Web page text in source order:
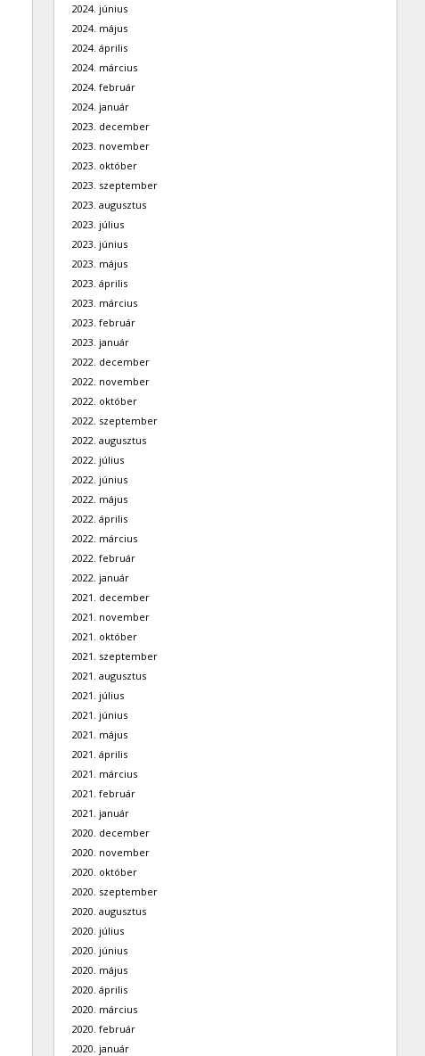
2024. június
2024. május
2024. április
2024. március
2024. február
2024. január
2023. december
2023. november
2023. október
2023. szeptember
2023. augusztus
2023. július
2023. június
2023. május
2023. április
2023. március
2023. február
2023. január
2022. december
2022. november
2022. október
2022. szeptember
2022. augusztus
2022. július
2022. június
2022. május
2022. április
2022. március
2022. február
2022. január
2021. december
2021. november
2021. október
2021. szeptember
2021. augusztus
2021. július
2021. június
2021. május
2021. április
2021. március
2021. február
2021. január
2020. december
2020. november
2020. október
2020. szeptember
2020. augusztus
2020. július
2020. június
2020. május
2020. április
2020. március
2020. február
2020. január